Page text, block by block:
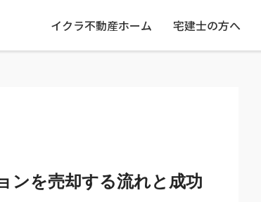
イクラ不動産ホーム 宅建士の方へ
ンを売却する流れと成功